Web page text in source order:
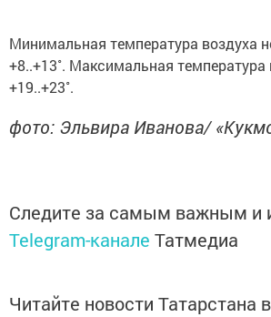
Минимальная температура воздуха
+8..+13˚. Максимальная температура
+19..+23˚.
фото: Эльвира Иванова/
Следите за самым важным и
Telegram-канале Татмедиа
Читайте новости Татарстана в